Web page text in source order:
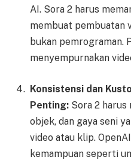
AI. Sora 2 harus
membuat pembuatan
bukan pemrograman.
menyempurnakan
Konsistensi dan
Penting: Sora 2
objek, dan gaya seni
video atau klip.
kemampuan seperti